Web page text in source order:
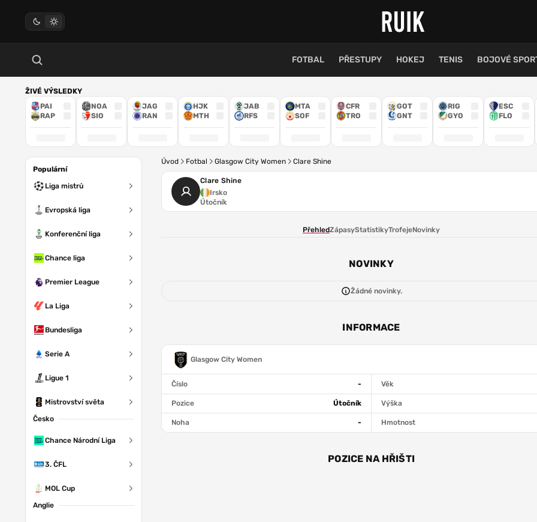
FOTBAL PŘESTUPY HOKEJ TENIS BOJOVÉ
ŽIVÉ VÝSLEDKY
PAI
RAP
NOA
SIO
JAG
RAN
HJK
MTH
JAB
RFS
MTA
SOF
CFR
TRO
GOT
GNT
RIG
GYO
ESC
FLO
Populární
Liga mistrů
Evropská liga
Konferenční liga
Chance liga
Premier League
La Liga
Bundesliga
Serie A
Ligue 1
Mistrovství světa
Česko
Chance Národní Liga
3. ČFL
MOL Cup
Anglie
Úvod Fotbal Glasgow City Women Clare Shine
Clare Shine
Irsko
Útočník
PřehledZápasyStatistikyTrofejeNovinky
NOVINKY
Žádné novinky.
INFORMACE
Glasgow City Women
Číslo - Věk
Pozice Útočník Výška
Noha - Hmotnost
POZICE NA HŘIŠTI